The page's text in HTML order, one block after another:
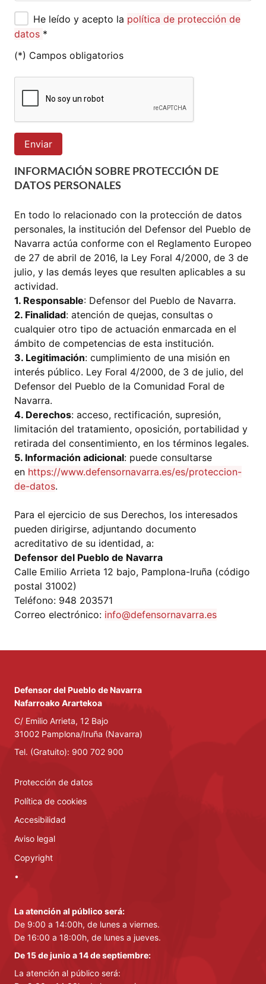
He leído y acepto la política de protección de
datos *
(*) Campos obligatorios
Enviar
INFORMACIÓN SOBRE PROTECCIÓN DE
DATOS PERSONALES
En todo lo relacionado con la protección de datos
personales, la institución del Defensor del Pueblo de
Navarra actúa conforme con el Reglamento Europeo
de 27 de abril de 2016, la Ley Foral 4/2000, de 3 de
julio, y las demás leyes que resulten aplicables a su
actividad.
1. Responsable: Defensor del Pueblo de Navarra.
2. Finalidad: atención de quejas, consultas o
cualquier otro tipo de actuación enmarcada en el
ámbito de competencias de esta institución.
3. Legitimación: cumplimiento de una misión en
interés público. Ley Foral 4/2000, de 3 de julio, del
Defensor del Pueblo de la Comunidad Foral de
Navarra.
4. Derechos: acceso, rectificación, supresión,
limitación del tratamiento, oposición, portabilidad y
retirada del consentimiento, en los términos legales.
5. Información adicional: puede consultarse
en https://www.defensornavarra.es/es/proteccion-
de-datos.
Para el ejercicio de sus Derechos, los interesados
pueden dirigirse, adjuntando documento
acreditativo de su identidad, a:
Defensor del Pueblo de Navarra
Calle Emilio Arrieta 12 bajo, Pamplona-Iruña (código
postal 31002)
Teléfono: 948 203571
Correo electrónico: info@defensornavarra.es
Defensor del Pueblo de Navarra
Nafarroako Arartekoa
C/ Emilio Arrieta, 12 Bajo
31002 Pamplona/Iruña (Navarra)
Tel. (Gratuito): 900 702 900
Protección de datos
Política de cookies
Accesibilidad
Aviso legal
Copyright
•
La atención al público será:
De 9:00 a 14:00h, de lunes a viernes.
De 16:00 a 18:00h, de lunes a jueves.
De 15 de junio a 14 de septiembre:
La atención al público será: